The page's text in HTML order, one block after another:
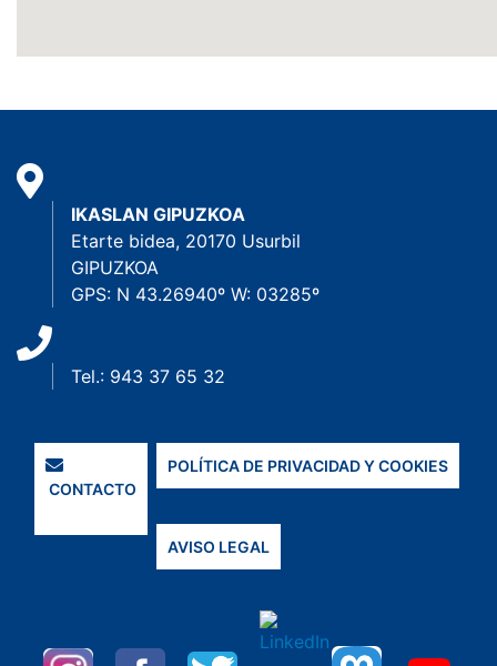
IKASLAN GIPUZKOA
Etarte bidea, 20170 Usurbil
GIPUZKOA
GPS: N 43.26940º W: 03285º
Tel.: 943 37 65 32
CONTACTO
POLÍTICA DE PRIVACIDAD Y COOKIES
AVISO LEGAL